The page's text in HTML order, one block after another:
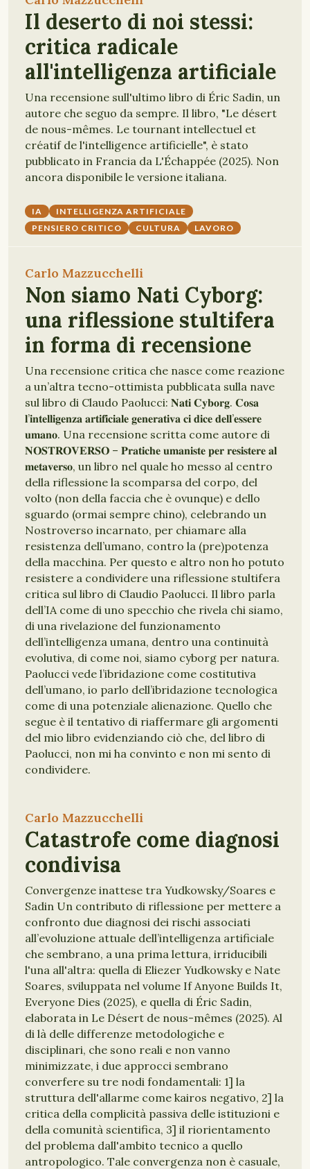
Il deserto di noi stessi:
critica radicale
all'intelligenza artificiale
Una recensione sull'ultimo libro di Éric Sadin, un
autore che seguo da sempre. Il libro, "Le désert
de nous-mêmes. Le tournant intellectuel et
créatif de l'intelligence artificielle", è stato
pubblicato in Francia da L'Échappée (2025). Non
ancora disponibile le versione italiana.
IA
INTELLIGENZA ARTIFICIALE
PENSIERO CRITICO
CULTURA LAVORO
Carlo Mazzucchelli
Non siamo Nati Cyborg:
una riflessione stultifera
in forma di recensione
Una recensione critica che nasce come reazione
a un’altra tecno-ottimista pubblicata sulla nave
sul libro di Claudo Paolucci: 𝐍𝐚𝐭𝐢 𝐂𝐲𝐛𝐨𝐫𝐠. 𝐂𝐨𝐬𝐚
𝐥’𝐢𝐧𝐭𝐞𝐥𝐥𝐢𝐠𝐞𝐧𝐳𝐚 𝐚𝐫𝐭𝐢𝐟𝐢𝐜𝐢𝐚𝐥𝐞 𝐠𝐞𝐧𝐞𝐫𝐚𝐭𝐢𝐯𝐚 𝐜𝐢 𝐝𝐢𝐜𝐞 𝐝𝐞𝐥𝐥’𝐞𝐬𝐬𝐞𝐫𝐞
𝐮𝐦𝐚𝐧𝐨. Una recensione scritta come autore di
𝐍𝐎𝐒𝐓𝐑𝐎𝐕𝐄𝐑𝐒𝐎 – 𝐏𝐫𝐚𝐭𝐢𝐜𝐡𝐞 𝐮𝐦𝐚𝐧𝐢𝐬𝐭𝐞 𝐩𝐞𝐫 𝐫𝐞𝐬𝐢𝐬𝐭𝐞𝐫𝐞 𝐚𝐥
𝐦𝐞𝐭𝐚𝐯𝐞𝐫𝐬𝐨, un libro nel quale ho messo al centro
della riflessione la scomparsa del corpo, del
volto (non della faccia che è ovunque) e dello
sguardo (ormai sempre chino), celebrando un
Nostroverso incarnato, per chiamare alla
resistenza dell’umano, contro la (pre)potenza
della macchina. Per questo e altro non ho potuto
resistere a condividere una riflessione stultifera
critica sul libro di Claudio Paolucci. Il libro parla
dell’IA come di uno specchio che rivela chi siamo,
di una rivelazione del funzionamento
dell’intelligenza umana, dentro una continuità
evolutiva, di come noi, siamo cyborg per natura.
Paolucci vede l’ibridazione come costitutiva
dell’umano, io parlo dell’ibridazione tecnologica
come di una potenziale alienazione. Quello che
segue è il tentativo di riaffermare gli argomenti
del mio libro evidenziando ciò che, del libro di
Paolucci, non mi ha convinto e non mi sento di
condividere.
INTELLIGENZA ARTIFICIALE
Carlo Mazzucchelli
Catastrofe come diagnosi
condivisa
Convergenze inattese tra Yudkowsky/Soares e
Sadin Un contributo di riflessione per mettere a
confronto due diagnosi dei rischi associati
all’evoluzione attuale dell’intelligenza artificiale
che sembrano, a una prima lettura, irriducibili
l'una all'altra: quella di Eliezer Yudkowsky e Nate
Soares, sviluppata nel volume If Anyone Builds It,
Everyone Dies (2025), e quella di Éric Sadin,
elaborata in Le Désert de nous-mêmes (2025). Al
di là delle differenze metodologiche e
disciplinari, che sono reali e non vanno
minimizzate, i due approcci sembrano
converfere su tre nodi fondamentali: 1] la
struttura dell'allarme come kairos negativo, 2] la
critica della complicità passiva delle istituzioni e
della comunità scientifica, 3] il riorientamento
del problema dall'ambito tecnico a quello
antropologico. Tale convergenza non è casuale,